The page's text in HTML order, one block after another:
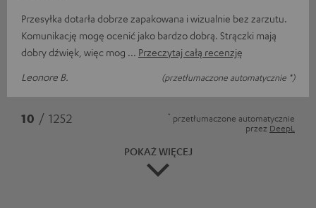
Przesyłka dotarła dobrze zapakowana i wizualnie bez zarzutu.
Komunikację mogę ocenić jako bardzo dobrą. Strączki mają
dobry dźwięk, więc mog
Przeczytaj całą recenzję
Leonore B.
(przetłumaczone automatycznie *)
10 / 1252 * przetłumaczone automatycznie
przez DeepL
POKAŻ WIĘCEJ